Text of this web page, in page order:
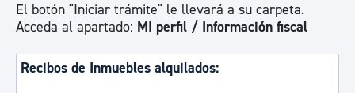
El botón "Iniciar trámite" le llevará a su carpeta.
Acceda al apartado: MI perfil / Información fiscal
Recibos de Inmuebles alquilados: